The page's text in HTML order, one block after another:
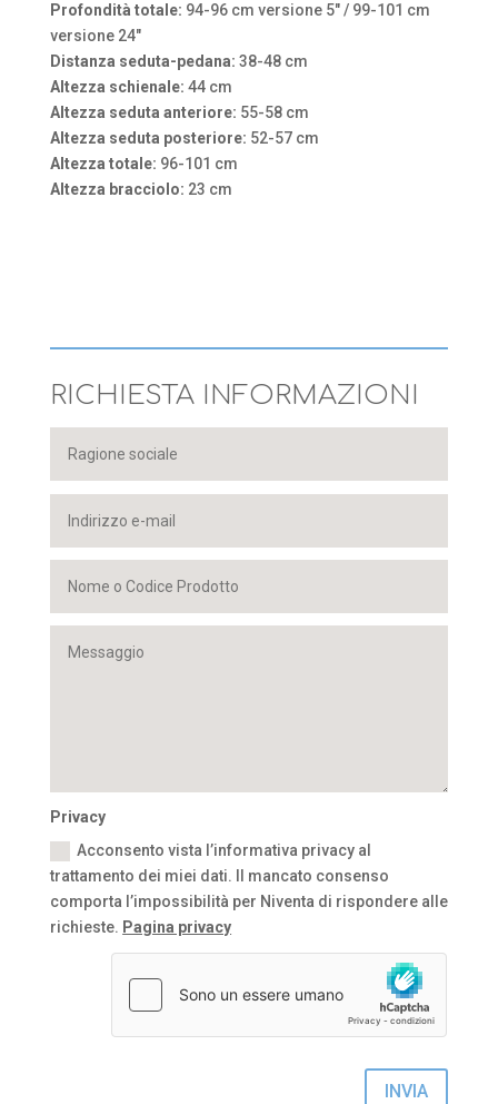
Profondità totale: 94-96 cm versione 5″ / 99-101 cm
versione 24″
Distanza seduta-pedana: 38-48 cm
Altezza schienale: 44 cm
Altezza seduta anteriore: 55-58 cm
Altezza seduta posteriore: 52-57 cm
Altezza totale: 96-101 cm
Altezza bracciolo: 23 cm
RICHIESTA INFORMAZIONI
Privacy
Acconsento vista l’informativa privacy al
trattamento dei miei dati. Il mancato consenso
comporta l’impossibilità per Niventa di rispondere alle
richieste. Pagina privacy
INVIA